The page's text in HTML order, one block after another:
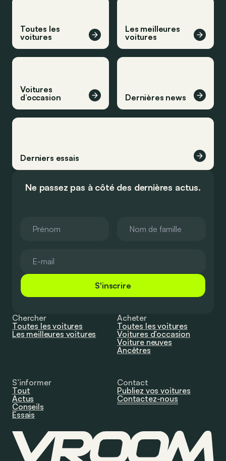
Toutes les
voitures
Les meilleures
voitures
Voitures
d’occasion
Dernières news
Derniers essais
Ne passez pas à côté des dernières actus.
S'inscrire
Chercher
Toutes les voitures
Les meilleures voitures
Acheter
Toutes les voitures
Voitures d’occasion
Voiture neuves
Ancêtres
S’informer
Tout
Actus
Conseils
Essais
Contact
Publiez vos voitures
Contactez-nous